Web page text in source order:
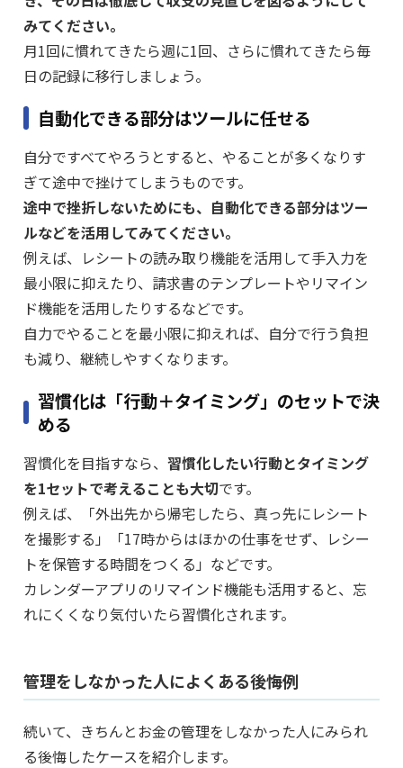
みてください。
月1回に慣れてきたら週に1回、さらに慣れてきたら毎
日の記録に移行しましょう。
自動化できる部分はツールに任せる
自分ですべてやろうとすると、やることが多くなりす
ぎて途中で挫けてしまうものです。
途中で挫折しないためにも、自動化できる部分はツー
ルなどを活用してみてください。
例えば、レシートの読み取り機能を活用して手入力を
最小限に抑えたり、請求書のテンプレートやリマイン
ド機能を活用したりするなどです。
自力でやることを最小限に抑えれば、自分で行う負担
も減り、継続しやすくなります。
習慣化は「行動＋タイミング」のセットで決
める
習慣化を目指すなら、 習慣化したい行動とタイミング
を1セットで考えることも大切です。
例えば、「外出先から帰宅したら、真っ先にレシート
を撮影する」「17時からはほかの仕事をせず、レシー
トを保管する時間をつくる」などです。
カレンダーアプリのリマインド機能も活用すると、忘
れにくくなり気付いたら習慣化されます。
管理をしなかった人によくある後悔例
続いて、きちんとお金の管理をしなかった人にみられ
る後悔したケースを紹介します。